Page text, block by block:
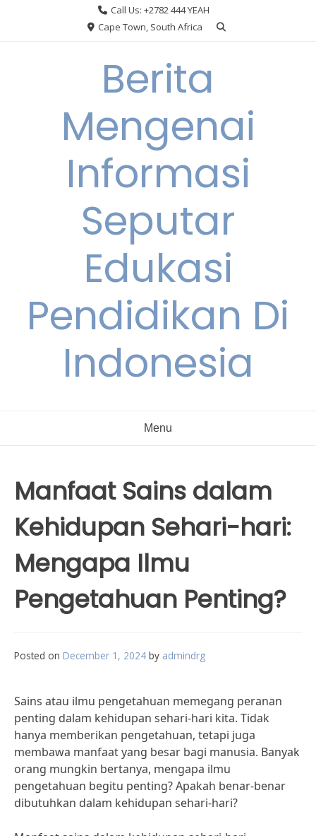
Call Us: +2782 444 YEAH
Cape Town, South Africa
Berita
Mengenai
Informasi
Seputar
Edukasi
Pendidikan Di
Indonesia
Menu
Manfaat Sains dalam
Kehidupan Sehari-hari:
Mengapa Ilmu
Pengetahuan Penting?
Posted on December 1, 2024 by admindrg
Sains atau ilmu pengetahuan memegang peranan
penting dalam kehidupan sehari-hari kita. Tidak
hanya memberikan pengetahuan, tetapi juga
membawa manfaat yang besar bagi manusia. Banyak
orang mungkin bertanya, mengapa ilmu
pengetahuan begitu penting? Apakah benar-benar
dibutuhkan dalam kehidupan sehari-hari?